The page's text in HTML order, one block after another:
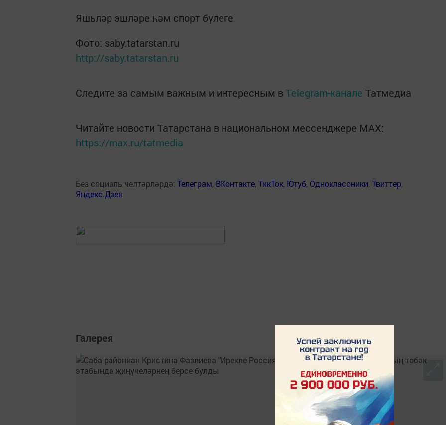
Яшьләр эшләре һәм спорт бүлеге
Фото: saby.tatarstan.ru
http://saby.tatarstan.ru
Следите за самым важным и интересным в Telegram-канале Татмедиа
Читайте новости Татарстана в национальном мессенджере MАХ:
https://max.ru/tatmedia
Без социаль челтәрләрдә: Телеграм, ВКонтакте,ТикТок, Ютуб, Одноклассники,Твиттер,
Яндекс.Дзен
Галерея